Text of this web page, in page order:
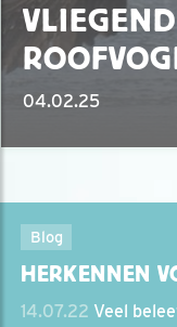
04.02.25
Blog
HERKENNEN
14.07.22 Veel